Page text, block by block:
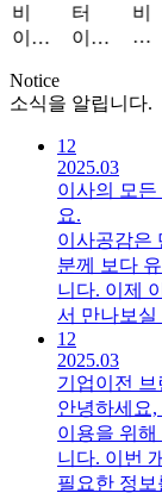
비
이…
터
이…
비
…
Notice
소식을 알립니다.
12
2025.03
이사의 모
요.
이사공감은
분께 보다
니다. 이제
서 만나보실
12
2025.03
기업이전
안녕하세요
이용을 위
니다. 이번
필요한 정보